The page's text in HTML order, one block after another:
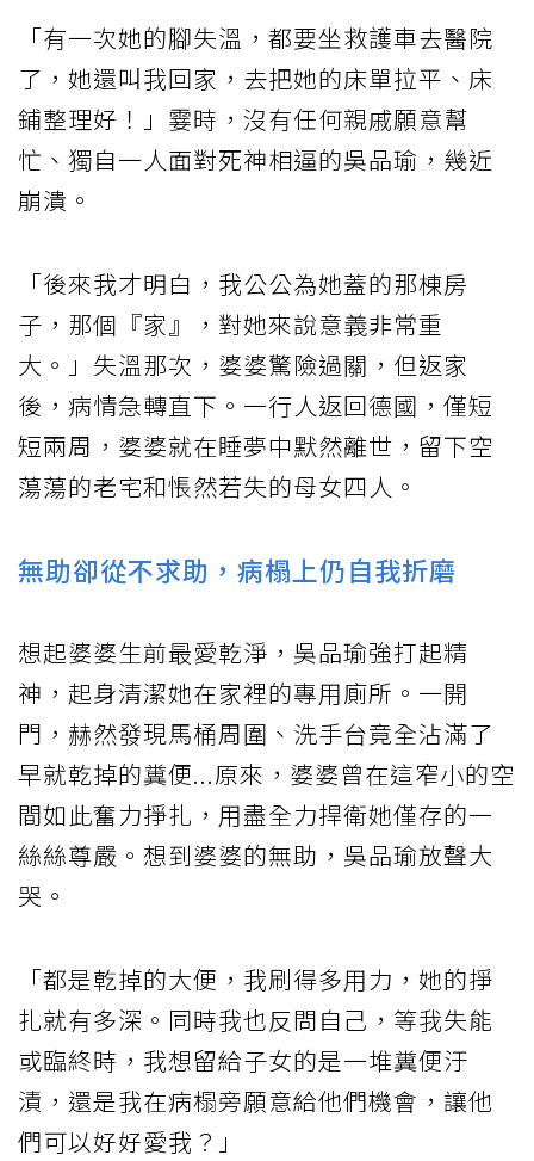
「有一次她的腳失溫，都要坐救護車去醫院
了，她還叫我回家，去把她的床單拉平、床
鋪整理好！」霎時，沒有任何親戚願意幫
忙、獨自一人面對死神相逼的吳品瑜，幾近
崩潰。
「後來我才明白，我公公為她蓋的那棟房
子，那個『家』，對她來說意義非常重
大。」失溫那次，婆婆驚險過關，但返家
後，病情急轉直下。一行人返回德國，僅短
短兩周，婆婆就在睡夢中默然離世，留下空
蕩蕩的老宅和悵然若失的母女四人。
無助卻從不求助，病榻上仍自我折磨
想起婆婆生前最愛乾淨，吳品瑜強打起精
神，起身清潔她在家裡的專用廁所。一開
門，赫然發現馬桶周圍、洗手台竟全沾滿了
早就乾掉的糞便...原來，婆婆曾在這窄小的空
間如此奮力掙扎，用盡全力捍衛她僅存的一
絲絲尊嚴。想到婆婆的無助，吳品瑜放聲大
哭。
「都是乾掉的大便，我刷得多用力，她的掙
扎就有多深。同時我也反問自己，等我失能
或臨終時，我想留給子女的是一堆糞便汙
漬，還是我在病榻旁願意給他們機會，讓他
們可以好好愛我？」